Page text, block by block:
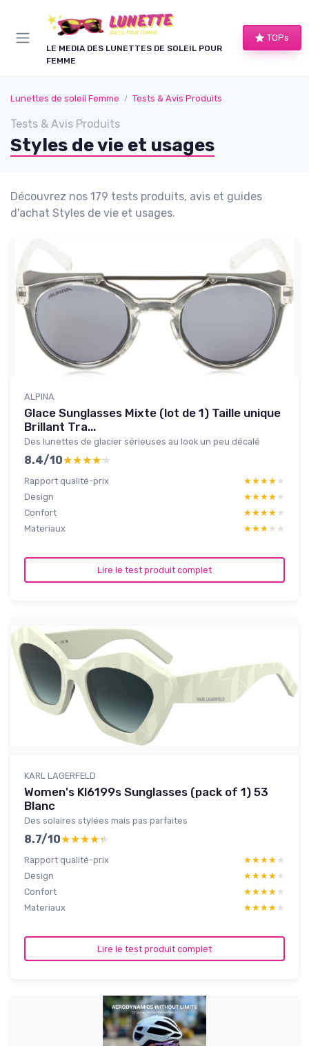
LE MEDIA DES LUNETTES DE SOLEIL POUR
FEMME
TOPs
Lunettes de soleil Femme Tests & Avis Produits
Tests & Avis Produits
Styles de vie et usages
Découvrez nos 179 tests produits, avis et guides
d'achat Styles de vie et usages.
ALPINA
Glace Sunglasses Mixte (lot de 1) Taille unique
Brillant Tra...
Des lunettes de glacier sérieuses au look un peu décalé
8.4/10★★★★★
★★★★★
Rapport qualité-prix ★★★★★
★★★★★
Design
★★★★★
★★★★★
Confort
★★★★★
★★★★★
Materiaux
★★★★★
★★★★★
Lire le test produit complet
KARL LAGERFELD
Women's Kl6199s Sunglasses (pack of 1) 53
Blanc
Des solaires stylées mais pas parfaites
8.7/10★★★★★
★★★★★
Rapport qualité-prix ★★★★★
★★★★★
Design
★★★★★
★★★★★
Confort
★★★★★
★★★★★
Materiaux
★★★★★
★★★★★
Lire le test produit complet